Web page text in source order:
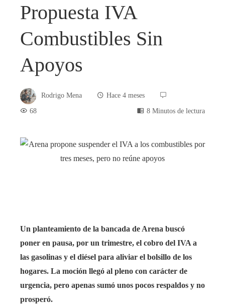
Propuesta IVA
Combustibles Sin
Apoyos
Rodrigo Mena
Hace 4 meses
68
8 Minutos de lectura
Un planteamiento de la bancada de Arena buscó
poner en pausa, por un trimestre, el cobro del IVA a
las gasolinas y el diésel para aliviar el bolsillo de los
hogares. La moción llegó al pleno con carácter de
urgencia, pero apenas sumó unos pocos respaldos y no
prosperó.